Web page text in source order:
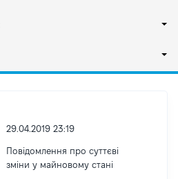
29.04.2019 23:19
Повідомлення про суттєві
зміни y майновому стані